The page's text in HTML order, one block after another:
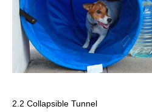
2.2 Collapsible Tunnel